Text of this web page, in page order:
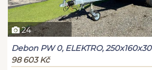
24
Debon PW 0, ELEKTRO, 250x160x30
98 603 Kč